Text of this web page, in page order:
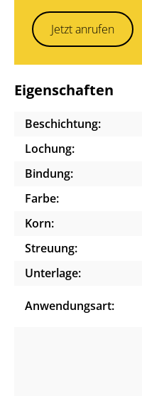
Jetzt anrufen
Eigenschaften
Beschichtung:
Lochung:
Bindung:
Farbe:
Korn:
Streuung:
Unterlage:
Anwendungsart: